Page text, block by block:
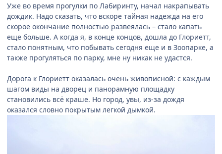
Уже во время прогулки по Лабиринту, начал накрапывать
дождик. Надо сказать, что вскоре тайная надежда на его
скорое окончание полностью развеялась – стало капать
еще больше. А когда я, в конце концов, дошла до Глориетт,
стало понятным, что побывать сегодня еще и в Зоопарке, а
также прогуляться по парку, мне ну никак не удастся.
Дорога к Глориетт оказалась очень живописной: с каждым
шагом виды на дворец и панорамную площадку
становились всё краше. Но город, увы, из-за дождя
оказался словно покрытым легкой дымкой.